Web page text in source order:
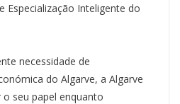
Especialização Inteligente do
necessidade de
do Algarve, a Algarve
seu papel enquanto